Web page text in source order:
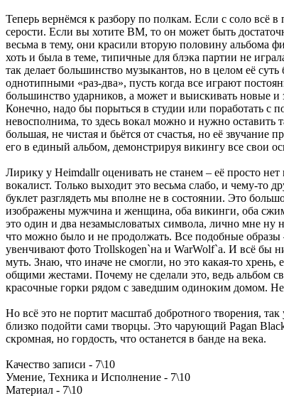
Теперь вернёмся к разбору по полкам. Если с соло всё
серости. Если вы хотите BM, то он может быть
весьма в тему, они красили вторую половину альбома
хоть и была в теме, типичные для блэка партии не
так делает большинство музыкантов, но в целом её
однотипными «раз-два», пусть когда все играют
большинство ударников, а может и выискивать новые
Конечно, надо бы порыться в студии или поработать с
невосполнима, то здесь вокал можно и нужно
большая, не чистая и бьётся от счастья, но её
его в единый альбом, демонстрируя викингу все свои
Лирику у Heimdallr оценивать не станем – её просто нет
вокалист. Только выходит это весьма слабо, и чему-то
буклет разглядеть мы вполне не в состоянии. Это
изображены мужчина и женщина, оба викинги, оба
это один и два незамысловатых символа, лично мне ну
что можно было и не продолжать. Все подобные образы
увенчивают фото Trollskogen`на и WarWolf`а. И всё бы
муть. Знаю, что иначе не смогли, но это какая-то
общими жестами. Почему не сделали это, ведь альбом
красочные горки рядом с заведшим одиноким домом.
Но всё это не портит масштаб добротного творения,
близко подойти сами творцы. Это чарующий Pagan
скромная, но гордость, что останется в банде на века.
Качество записи - 7\10
Умение, Техника и Исполнение - 7\10
Материал - 7\10